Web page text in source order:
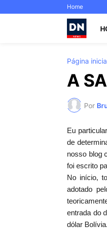
Home
Página
A
Por
Eu
de
nosso blog
foi escrito
No início,
adotado
entrada do
dólar Bolívia.